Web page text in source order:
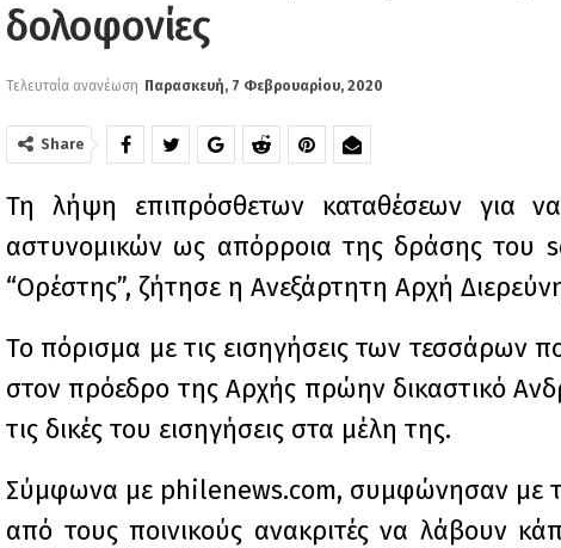
δολοφονίες
Τελευταία ανανέωση Παρασκευή, 7 Φεβρουαρίου, 2020
Share
Τη λήψη επιπρόσθετων καταθέσεων για
αστυνομικών ως απόρροια της δράσης
“Ορέστης”, ζήτησε η Ανεξάρτητη Αρχή
Το πόρισμα με τις εισηγήσεις των τεσσάρων
στον πρόεδρο της Αρχής πρώην δικαστικό
τις δικές του εισηγήσεις στα μέλη της.
Σύμφωνα με philenews.com, συμφώνησαν με
από τους ποινικούς ανακριτές να λάβουν